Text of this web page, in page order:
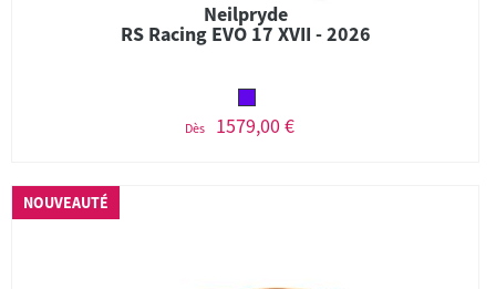
Neilpryde
RS Racing EVO 17 XVII - 2026
Dès 1579,00 €
NOUVEAUTÉ